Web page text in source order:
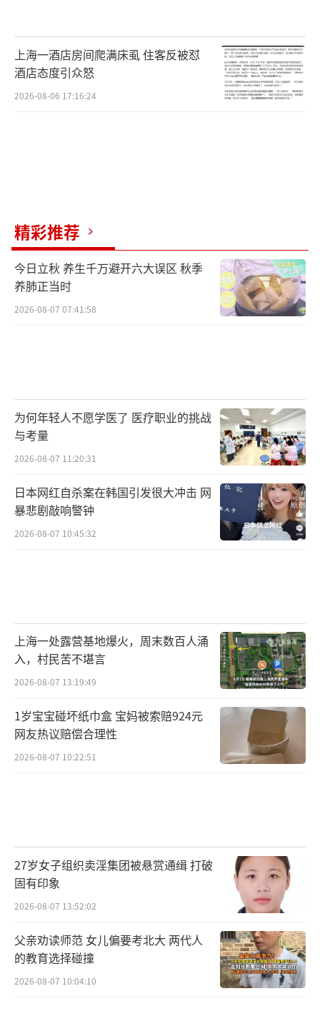
上海一酒店房间爬满床虱 住客反被怼
酒店态度引众怒
2026-08-06 17:16:24
精彩推荐
今日立秋 养生千万避开六大误区 秋季
养肺正当时
2026-08-07 07:41:58
为何年轻人不愿学医了 医疗职业的挑战
与考量
2026-08-07 11:20:31
日本网红自杀案在韩国引发很大冲击 网
暴悲剧敲响警钟
2026-08-07 10:45:32
上海一处露营基地爆火，周末数百人涌
入，村民苦不堪言
2026-08-07 13:19:49
1岁宝宝碰坏纸巾盒 宝妈被索赔924元
网友热议赔偿合理性
2026-08-07 10:22:51
27岁女子组织卖淫集团被悬赏通缉 打破
固有印象
2026-08-07 13:52:02
父亲劝读师范 女儿偏要考北大 两代人
的教育选择碰撞
2026-08-07 10:04:10